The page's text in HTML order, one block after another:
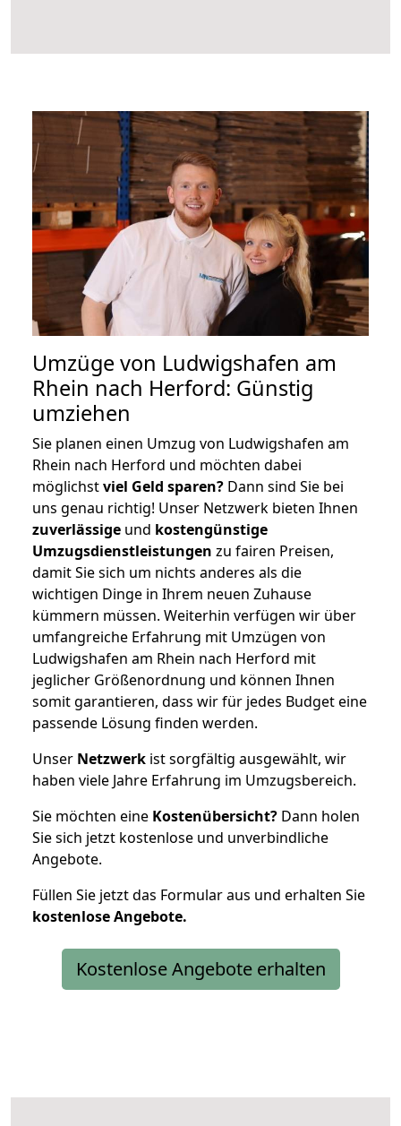
Umzüge von Ludwigshafen am
Rhein nach Herford: Günstig
umziehen
Sie planen einen Umzug von Ludwigshafen am
Rhein nach Herford und möchten dabei
möglichstviel Geld sparen? Dann sind Sie bei
uns genau richtig! Unser Netzwerk bieten Ihnen
zuverlässige und kostengünstige
Umzugsdienstleistungen zu fairen Preisen,
damit Sie sich um nichts anderes als die
wichtigen Dinge in Ihrem neuen Zuhause
kümmern müssen. Weiterhin verfügen wir über
umfangreiche Erfahrung mit Umzügen von
Ludwigshafen am Rhein nach Herford mit
jeglicher Größenordnung und können Ihnen
somit garantieren, dass wir für jedes Budget eine
passende Lösung finden werden.
Unser Netzwerk ist sorgfältig ausgewählt, wir
haben viele Jahre Erfahrung im Umzugsbereich.
Sie möchten eine Kostenübersicht? Dann holen
Sie sich jetzt kostenlose und unverbindliche
Angebote.
Füllen Sie jetzt das Formular aus und erhalten Sie
kostenloseAngebote.
Kostenlose Angebote erhalten